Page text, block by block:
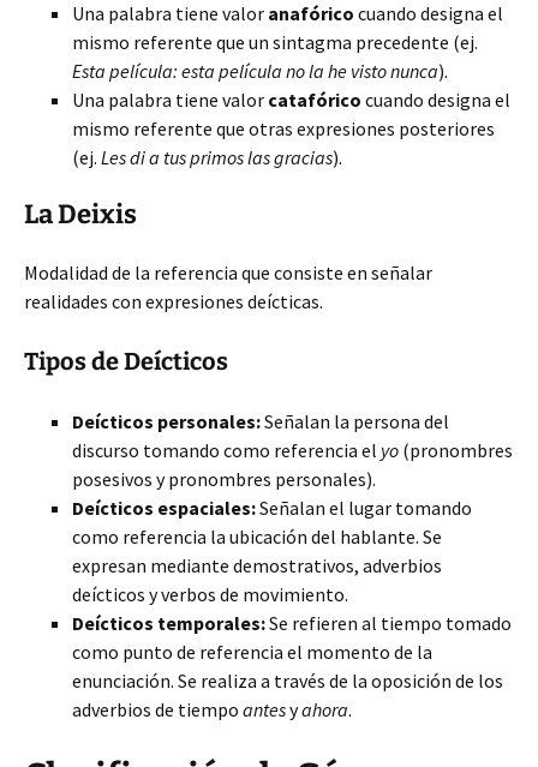
Una palabra tiene valor anafórico cuando designa el
mismo referente que un sintagma precedente (ej.
Esta película: esta película no la he visto nunca).
Una palabra tiene valor catafórico cuando designa el
mismo referente que otras expresiones posteriores
(ej. Les di a tus primos las gracias).
La Deixis
Modalidad de la referencia que consiste en señalar
realidades con expresiones deícticas.
Tipos de Deícticos
Deícticos personales:Señalan la persona del
discurso tomando como referencia el yo (pronombres
posesivos y pronombres personales).
Deícticos espaciales:Señalan el lugar tomando
como referencia la ubicación del hablante. Se
expresan mediante demostrativos, adverbios
deícticos y verbos de movimiento.
Deícticos temporales:Se refieren al tiempo tomado
como punto de referencia el momento de la
enunciación. Se realiza a través de la oposición de los
adverbios de tiempo antesyahora.